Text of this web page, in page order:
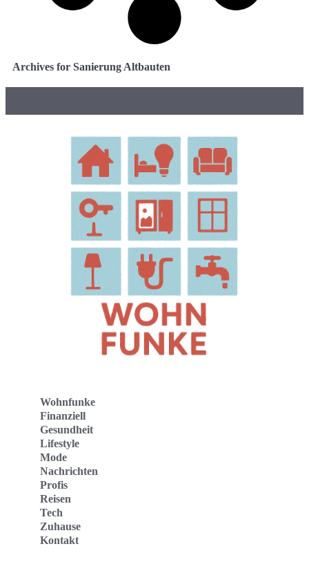
Archives for Sanierung Altbauten
Wohnfunke
Finanziell
Gesundheit
Lifestyle
Mode
Nachrichten
Profis
Reisen
Tech
Zuhause
Kontakt